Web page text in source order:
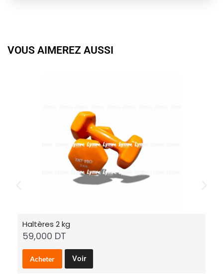
VOUS AIMEREZ AUSSI
Haltères 2 kg
59,000 DT
Acheter Voir